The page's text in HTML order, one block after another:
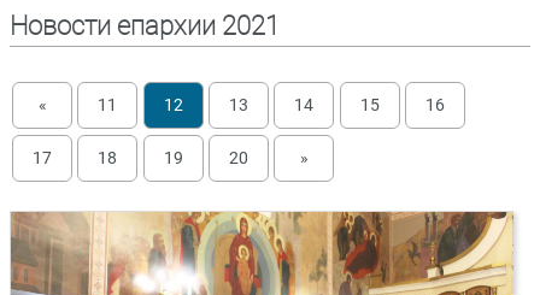
Новости епархии 2021
« 11 12 13 14 15 16
17 18 19 20 »